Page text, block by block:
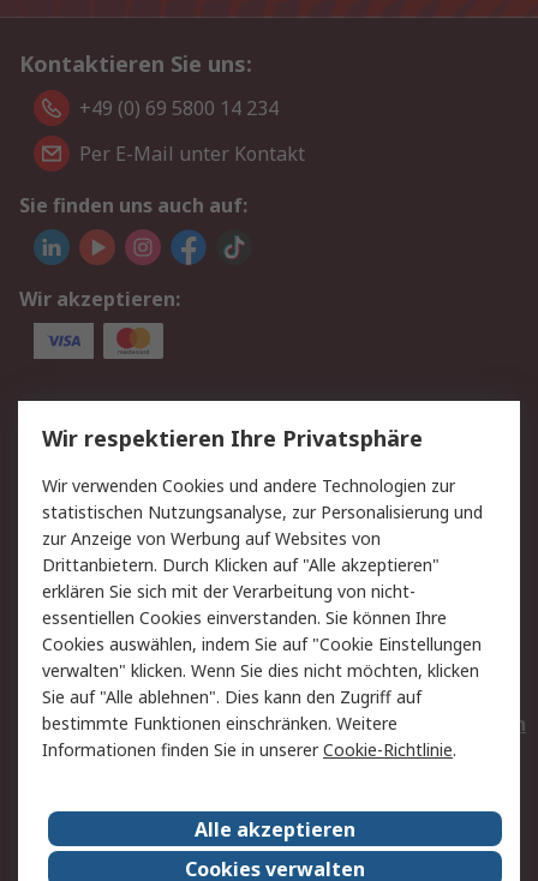
Kontaktieren Sie uns:
+49 (0) 69 5800 14 234
Per E-Mail unter Kontakt
Sie finden uns auch auf:
Wir akzeptieren:
Service
Value Added Services
Lieferlösungen
Rücksendungen
Kontakt
Hilfe
Privatkunden
Rechtliches
AGB
Datenschutz
Cookie-Richtlinie
Zahlungsbedingungen
Copyright/Impressum
Entsorgung
Elektrogeräte/Batterien
RS weltweit
Karriere bei RS
Nachhaltigkeit
Wir respektieren Ihre Privatsphäre
Wir verwenden Cookies und andere Technologien zur
statistischen Nutzungsanalyse, zur Personalisierung und
zur Anzeige von Werbung auf Websites von
Drittanbietern. Durch Klicken auf "Alle akzeptieren"
erklären Sie sich mit der Verarbeitung von nicht-
essentiellen Cookies einverstanden. Sie können Ihre
Cookies auswählen, indem Sie auf "Cookie Einstellungen
verwalten" klicken. Wenn Sie dies nicht möchten, klicken
Sie auf "Alle ablehnen". Dies kann den Zugriff auf
bestimmte Funktionen einschränken. Weitere
Informationen finden Sie in unsererCookie-Richtlinie.
Alle akzeptieren
Cookies verwalten